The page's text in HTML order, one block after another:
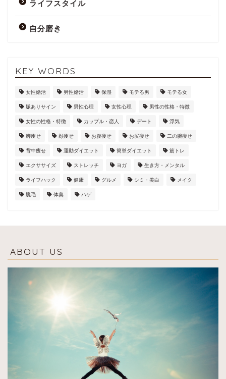
ライフスタイル
自分磨き
KEY WORDS
女性婚活 男性婚活 保湿 モテる男 モテる女
脈ありサイン 男性心理 女性心理 男性の性格・特徴
女性の性格・特徴 カップル・恋人 デート 浮気
脚痩せ 顔痩せ お腹痩せ お尻痩せ 二の腕痩せ
背中痩せ 運動ダイエット 簡単ダイエット 筋トレ
エクササイズ ストレッチ ヨガ 生き方・メンタル
ライフハック 健康 グルメ シミ・美白 メイク
脱毛 体臭 ハゲ
ABOUT US